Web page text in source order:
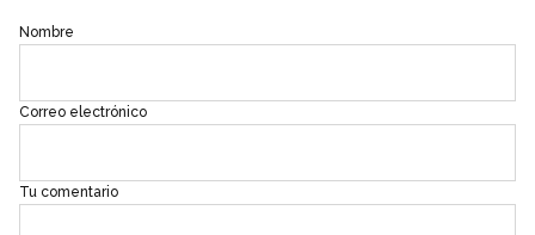
Nombre
Correo electrónico
Tu comentario